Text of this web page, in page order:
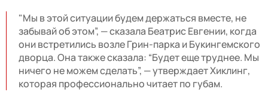
"Мы в этой ситуации будем держаться вместе, не
забывай об этом”, — сказала Беатрис Евгении, когда
они встретились возле Грин-парка и Букингемского
дворца. Она также сказала: “Будет еще труднее. Мы
ничего не можем сделать”, — утверждает Хиклинг,
которая профессионально читает по губам.